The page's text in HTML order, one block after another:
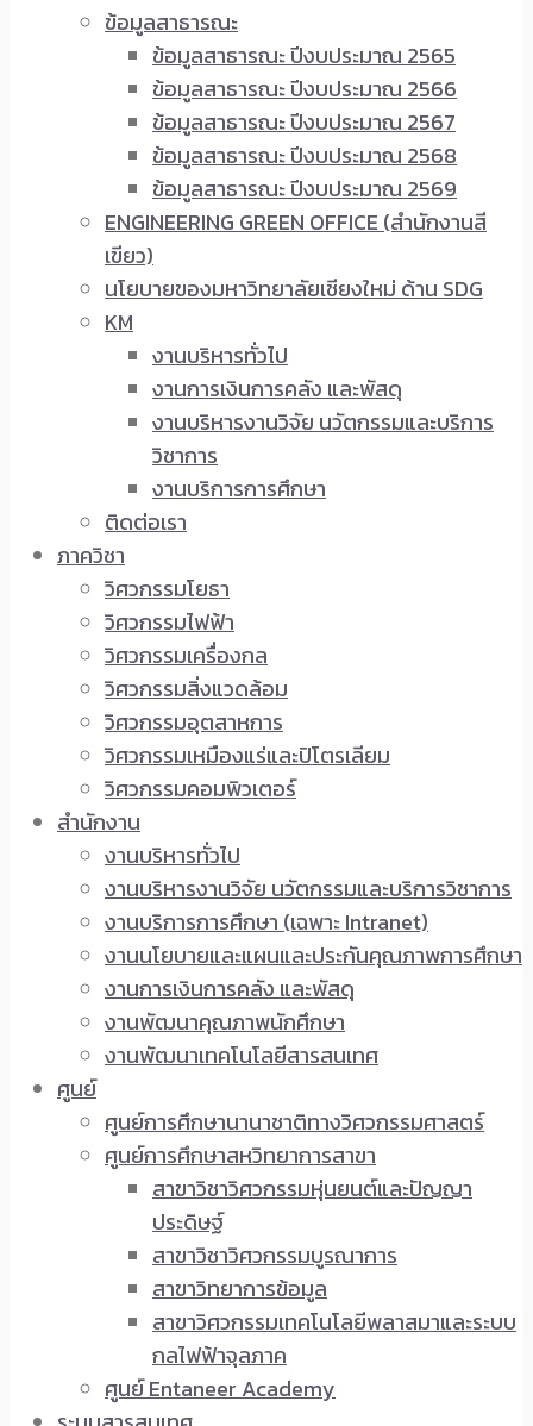
ข้อมูลสาธารณะ
ข้อมูลสาธารณะ ปีงบประมาณ 2565
ข้อมูลสาธารณะ ปีงบประมาณ 2566
ข้อมูลสาธารณะ ปีงบประมาณ 2567
ข้อมูลสาธารณะ ปีงบประมาณ 2568
ข้อมูลสาธารณะ ปีงบประมาณ 2569
ENGINEERING GREEN OFFICE (สำนักงานสี
เขียว)
นโยบายของมหาวิทยาลัยเชียงใหม่ ด้าน SDG
KM
งานบริหารทั่วไป
งานการเงินการคลัง และพัสดุ
งานบริหารงานวิจัย นวัตกรรมและบริการ
วิชาการ
งานบริการการศึกษา
ติดต่อเรา
ภาควิชา
วิศวกรรมโยธา
วิศวกรรมไฟฟ้า
วิศวกรรมเครื่องกล
วิศวกรรมสิ่งแวดล้อม
วิศวกรรมอุตสาหการ
วิศวกรรมเหมืองแร่และปิโตรเลียม
วิศวกรรมคอมพิวเตอร์
สำนักงาน
งานบริหารทั่วไป
งานบริหารงานวิจัย นวัตกรรมและบริการวิชาการ
งานบริการการศึกษา (เฉพาะ Intranet)
งานนโยบายและแผนและประกันคุณภาพการศึกษา
งานการเงินการคลัง และพัสดุ
งานพัฒนาคุณภาพนักศึกษา
งานพัฒนาเทคโนโลยีสารสนเทศ
ศูนย์
ศูนย์การศึกษานานาชาติทางวิศวกรรมศาสตร์
ศูนย์การศึกษาสหวิทยาการสาขา
สาขาวิชาวิศวกรรมหุ่นยนต์และปัญญา
ประดิษฐ์
สาขาวิชาวิศวกรรมบูรณาการ
สาขาวิทยาการข้อมูล
สาขาวิศวกรรมเทคโนโลยีพลาสมาและระบบ
กลไฟฟ้าจุลภาค
ศูนย์ Entaneer Academy